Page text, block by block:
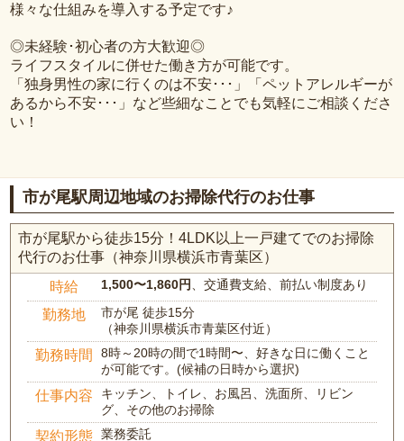
様々な仕組みを導入する予定です♪
◎未経験･初心者の方大歓迎◎
ライフスタイルに併せた働き方が可能です。
「独身男性の家に行くのは不安･･･」「ペットアレルギーが
あるから不安･･･」など些細なことでも気軽にご相談くださ
い！
市が尾駅周辺地域のお掃除代行のお仕事
市が尾駅から徒歩15分！4LDK以上一戸建てでのお掃除
代行のお仕事（神奈川県横浜市青葉区）
時給 1,500〜1,860円、交通費支給、前払い制度あり
勤務地
市が尾 徒歩15分
（神奈川県横浜市青葉区付近）
勤務時間
8時～20時の間で1時間〜、好きな日に働くこと
が可能です。(候補の日時から選択)
仕事内容
キッチン、トイレ、お風呂、洗面所、リビン
グ、その他のお掃除
契約形態 業務委託